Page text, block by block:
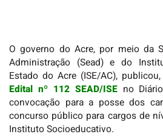
O governo do Acre, por meio da
Administração (Sead) e do
Estado do Acre (ISE/AC),
Edital nº 112 SEAD/ISEno
convocação para a posse dos
concurso público para cargos de
Instituto Socioeducativo.